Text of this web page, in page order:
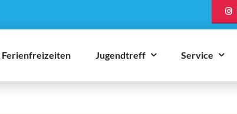
Ferienfreizeiten Jugendtreff Service